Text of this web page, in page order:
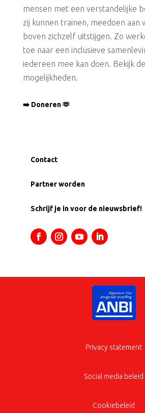
mensen met een verstandelijke
zij kunnen trainen, meedoen aan
boven zichzelf uitstijgen. Zo
toe naar een inclusieve
iedereen mee kan doen. Bekijk
mogelijkheden.
➡️ Doneren 🫶
Contact
Partner worden
Schrijf je in voor de nieuwsbrief!
Privacy statement
Social media beleid
Cookiebeleid